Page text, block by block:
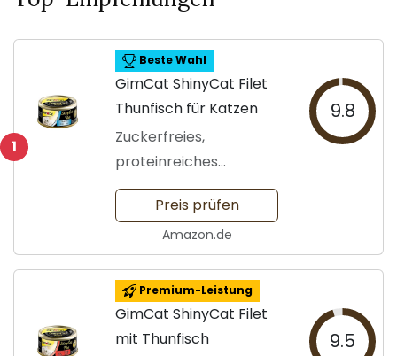
1
Beste Wahl
GimCat ShinyCat Filet
Thunfisch für Katzen
Zuckerfreies,
proteinreiches
Nassfutter
9.8
Preis prüfen
Amazon.de
Premium-Leistung
GimCat ShinyCat Filet
mit Thunfisch
9.5